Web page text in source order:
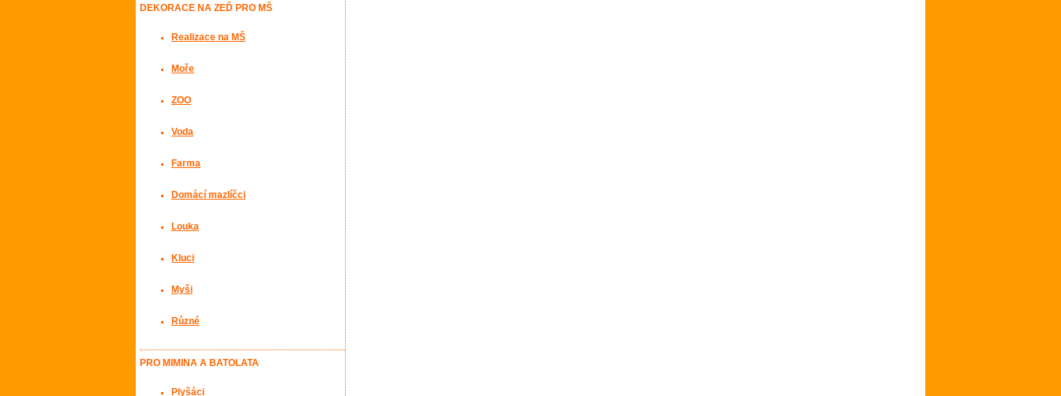
DEKORACE NA ZEĎ PRO MŠ
Realizace na MŠ
Moře
ZOO
Voda
Farma
Domácí mazlíčci
Louka
Kluci
Myši
Různé
PRO MIMINA A BATOLATA
Plyšáci